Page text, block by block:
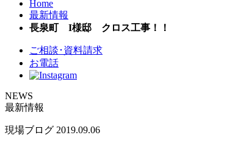
Home
最新情報
長泉町 I様邸 クロス工事！！
ご相談･資料請求
お電話
NEWS
最新情報
現場ブログ 2019.09.06